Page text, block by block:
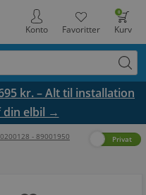
0
Kurv
Favoritter
Konto
kr. – Alt til installation
din elbil →
- 89001950 Privat
Erhverv